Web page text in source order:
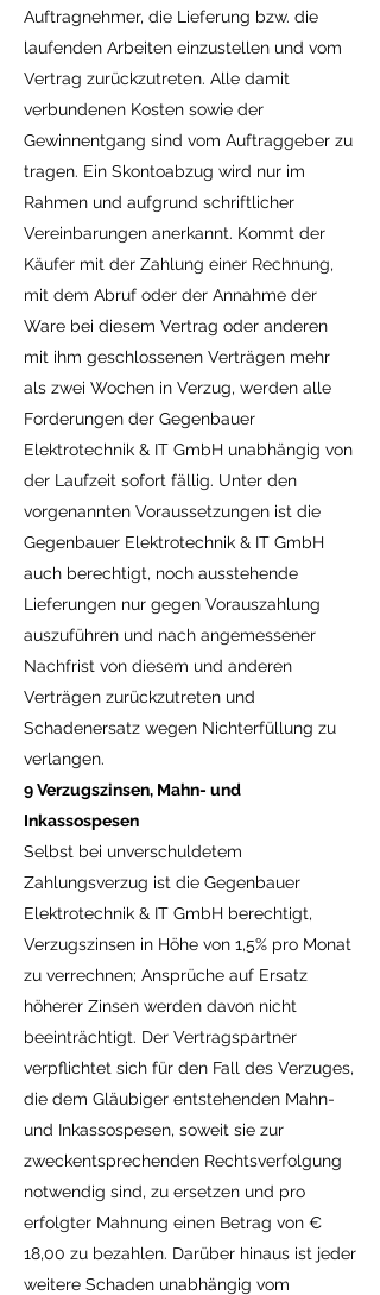
Auftragnehmer, die Lieferung bzw. die
laufenden Arbeiten einzustellen und vom
Vertrag zurückzutreten. Alle damit
verbundenen Kosten sowie der
Gewinnentgang sind vom Auftraggeber zu
tragen. Ein Skontoabzug wird nur im
Rahmen und aufgrund schriftlicher
Vereinbarungen anerkannt. Kommt der
Käufer mit der Zahlung einer Rechnung,
mit dem Abruf oder der Annahme der
Ware bei diesem Vertrag oder anderen
mit ihm geschlossenen Verträgen mehr
als zwei Wochen in Verzug, werden alle
Forderungen der Gegenbauer
Elektrotechnik & IT GmbH unabhängig von
der Laufzeit sofort fällig. Unter den
vorgenannten Voraussetzungen ist die
Gegenbauer Elektrotechnik & IT GmbH
auch berechtigt, noch ausstehende
Lieferungen nur gegen Vorauszahlung
auszuführen und nach angemessener
Nachfrist von diesem und anderen
Verträgen zurückzutreten und
Schadenersatz wegen Nichterfüllung zu
verlangen.
9 Verzugszinsen, Mahn- und
Inkassospesen
Selbst bei unverschuldetem
Zahlungsverzug ist die Gegenbauer
Elektrotechnik & IT GmbH berechtigt,
Verzugszinsen in Höhe von 1,5% pro Monat
zu verrechnen; Ansprüche auf Ersatz
höherer Zinsen werden davon nicht
beeinträchtigt. Der Vertragspartner
verpflichtet sich für den Fall des Verzuges,
die dem Gläubiger entstehenden Mahn-
und Inkassospesen, soweit sie zur
zweckentsprechenden Rechtsverfolgung
notwendig sind, zu ersetzen und pro
erfolgter Mahnung einen Betrag von €
18,00 zu bezahlen. Darüber hinaus ist jeder
weitere Schaden unabhängig vom